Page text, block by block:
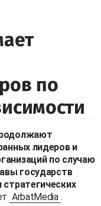
по
лидеров и
по случаю
государств
ArbatMedia .